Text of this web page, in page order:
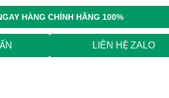
HÀNG CHÍNH HÃNG 100%
LIÊN HỆ ZALO